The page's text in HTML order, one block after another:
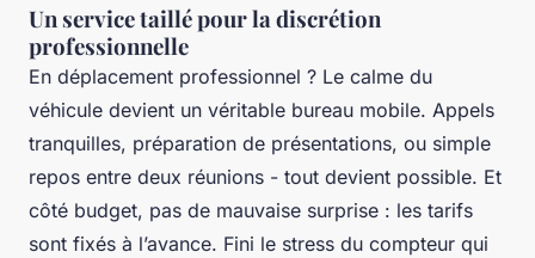
Un service taillé pour la discrétion
professionnelle
En déplacement professionnel ? Le calme du
véhicule devient un véritable bureau mobile. Appels
tranquilles, préparation de présentations, ou simple
repos entre deux réunions - tout devient possible. Et
côté budget, pas de mauvaise surprise : les tarifs
sont fixés à l’avance. Fini le stress du compteur qui